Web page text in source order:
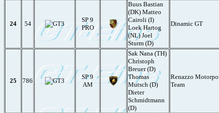
24 54
SP 9
PRO
Buus Bastian
(DK) Matteo
Cairoli (I)
Loek Hartog
(NL) Joel
Sturm (D)
Dinamic GT
25 786
SP 9
AM
Sak Nana (TH)
Christoph
Breuer (D)
Thomas
Mutsch (D)
Dieter
Schmidtmann
(D)
Renazzo
Team